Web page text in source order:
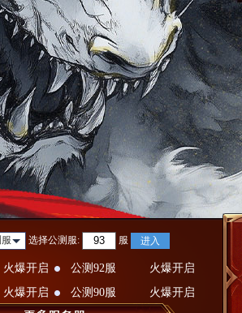
选择公测服: 服 进入
火爆开启 公测92服
火爆开启
火爆开启 公测90服 火爆开启